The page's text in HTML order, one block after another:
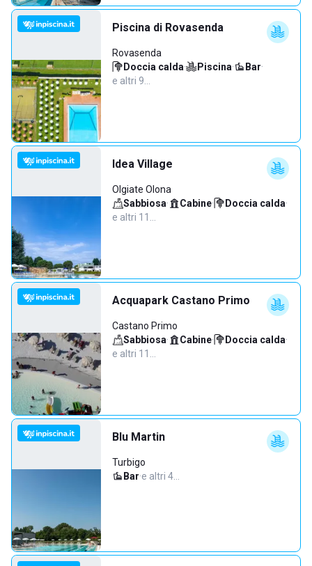
Piscina di Rovasenda
Rovasenda
Doccia calda· Piscina· Bar·
e altri 9…
Idea Village
Olgiate Olona
Sabbiosa· Cabine· Doccia calda·
e altri 11…
Acquapark Castano Primo
Castano Primo
Sabbiosa· Cabine· Doccia calda·
e altri 11…
Blu Martin
Turbigo
Bar·e altri 4…